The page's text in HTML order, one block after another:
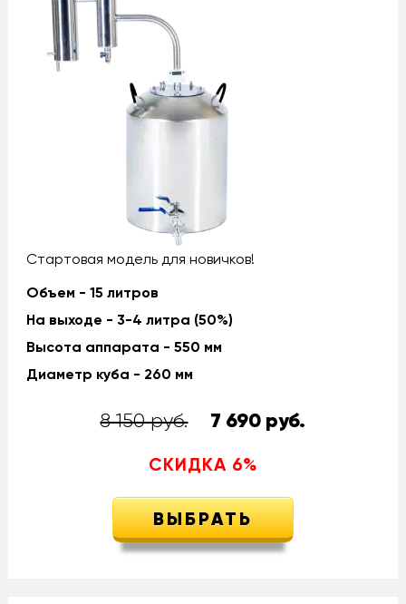
Стартовая модель для новичков!
Объем - 15 литров
На выходе - 3-4 литра (50%)
Высота аппарата - 550 мм
Диаметр куба - 260 мм
8 150 руб. 7 690 руб.
СКИДКА 6%
ВЫБРАТЬ